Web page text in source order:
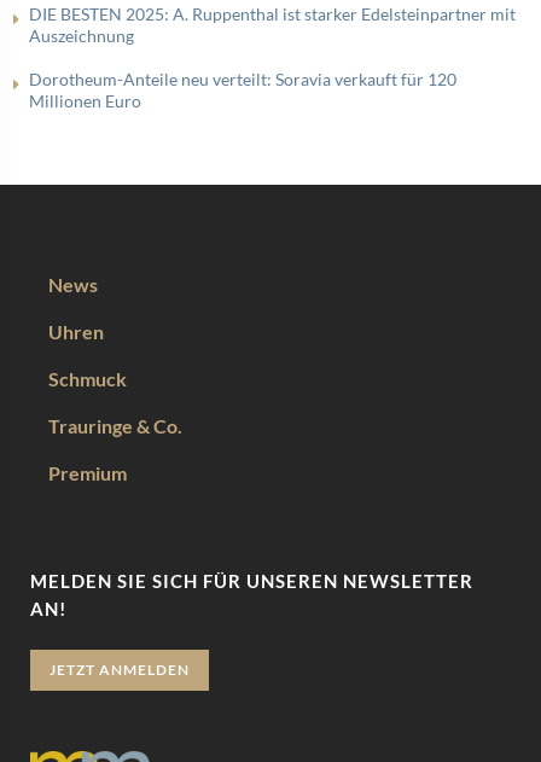
DIE BESTEN 2025: A. Ruppenthal ist starker Edelsteinpartner mit
Auszeichnung
Dorotheum-Anteile neu verteilt: Soravia verkauft für 120
Millionen Euro
News
Uhren
Schmuck
Trauringe & Co.
Premium
MELDEN SIE SICH FÜR UNSEREN NEWSLETTER
AN!
JETZT ANMELDEN